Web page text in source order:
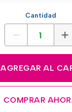
Cantidad
AGREGAR AL
COMPRAR